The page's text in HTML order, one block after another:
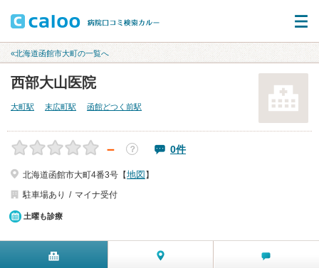
«北海道函館市大町の一覧へ
西部大山医院
大町駅 末広町駅 函館どつく前駅
－ ？ 0件
北海道函館市大町4番3号【地図 】
駐車場あり
マイナ受付
土曜も診療